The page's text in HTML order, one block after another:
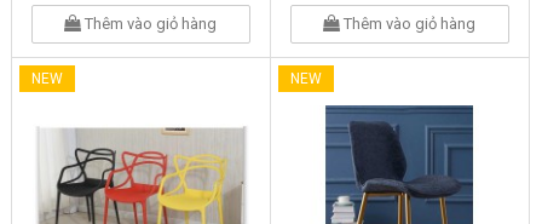
Thêm vào giỏ hàng Thêm vào giỏ hàng
NEW NEW